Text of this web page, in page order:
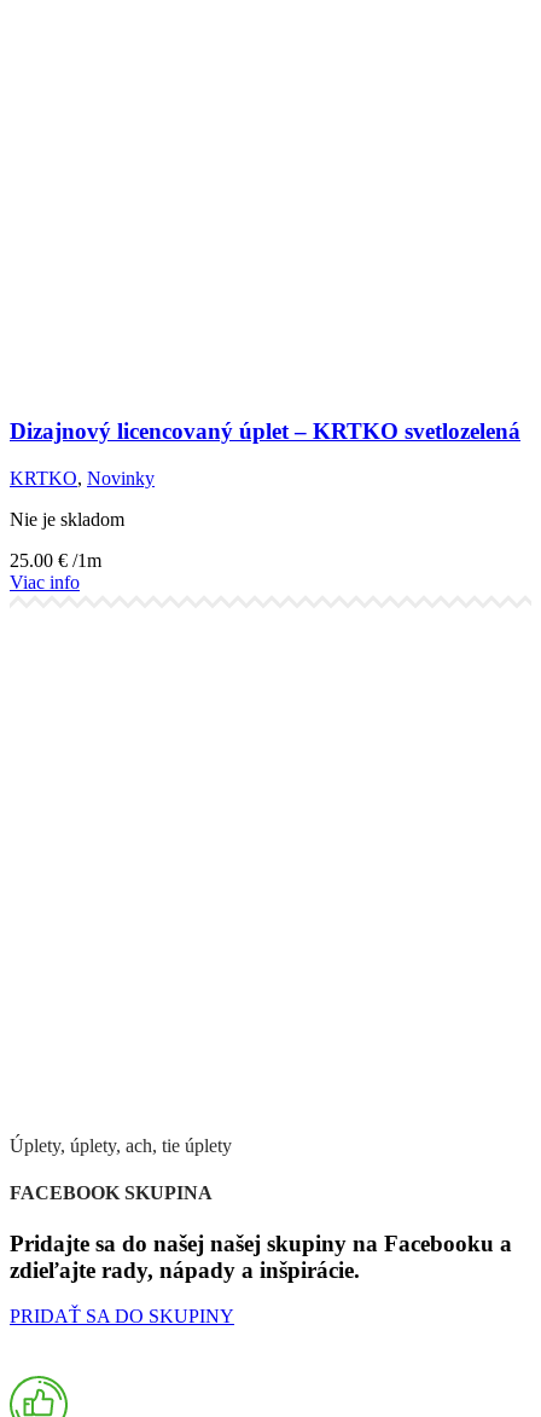
Dizajnový licencovaný úplet – KRTKO svetlozelená
KRTKO, Novinky
Nie je skladom
25.00 € /1m
Viac info
Úplety, úplety, ach, tie úplety
FACEBOOK SKUPINA
Pridajte sa do našej našej skupiny na Facebooku a
zdieľajte rady, nápady a inšpirácie.
PRIDAŤ SA DO SKUPINY